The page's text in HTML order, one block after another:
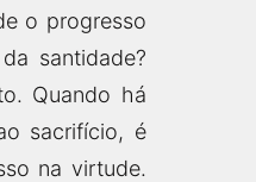
o progresso
santidade?
Quando há
sacrifício, é
na virtude.